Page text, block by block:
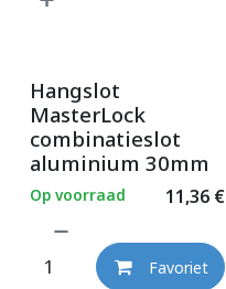
Hangslot
MasterLock
combinatieslot
aluminium 30mm
11,36€
Op voorraad
Favoriet